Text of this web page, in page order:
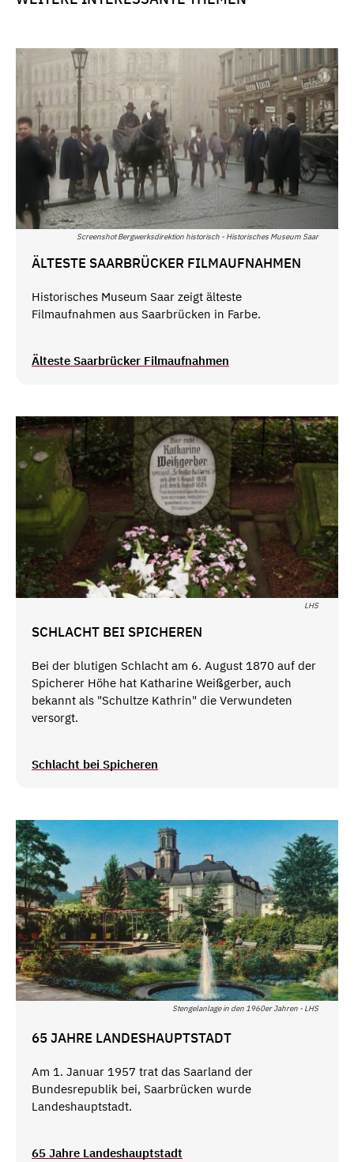
Screenshot Bergwerksdirektion historisch - Historisches Museum Saar
ÄLTESTE SAARBRÜCKER FILMAUFNAHMEN
Historisches Museum Saar zeigt älteste
Filmaufnahmen aus Saarbrücken in Farbe.
Älteste Saarbrücker Filmaufnahmen
LHS
SCHLACHT BEI SPICHEREN
Bei der blutigen Schlacht am 6. August 1870 auf der
Spicherer Höhe hat Katharine Weißgerber, auch
bekannt als "Schultze Kathrin" die Verwundeten
versorgt.
Schlacht bei Spicheren
Stengelanlage in den 1960er Jahren - LHS
65 JAHRE LANDESHAUPTSTADT
Am 1. Januar 1957 trat das Saarland der
Bundesrepublik bei, Saarbrücken wurde
Landeshauptstadt.
65 Jahre Landeshauptstadt